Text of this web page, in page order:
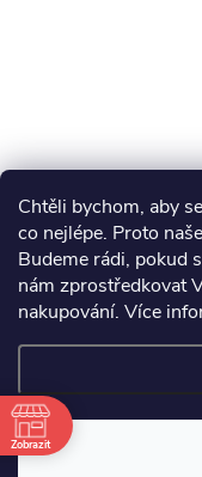
Chtěli bychom, aby
co nejlépe. Proto
Budeme rádi, pokud
nám zprostředkovat
nakupování. Více
Zobrazit